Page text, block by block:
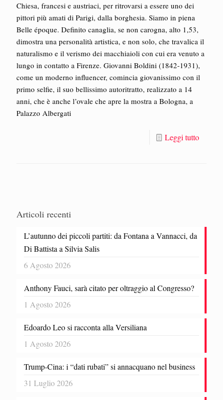
Chiesa, francesi e austriaci, per ritrovarsi a essere uno dei
pittori più amati di Parigi, dalla borghesia. Siamo in piena
Belle époque. Definito canaglia, se non carogna, alto 1,53,
dimostra una personalità artistica, e non solo, che travalica il
naturalismo e il verismo dei macchiaioli con cui era venuto a
lungo in contatto a Firenze. Giovanni Boldini (1842-1931),
come un moderno influencer, comincia giovanissimo con il
primo selfie, il suo bellissimo autoritratto, realizzato a 14
anni, che è anche l’ovale che apre la mostra a Bologna, a
Palazzo Albergati
Leggi tutto
Articoli recenti
L’autunno dei piccoli partiti: da Fontana a Vannacci, da
Di Battista a Silvia Salis
6 Agosto 2026
Anthony Fauci, sarà citato per oltraggio al Congresso?
1 Agosto 2026
Edoardo Leo si racconta alla Versiliana
1 Agosto 2026
Trump-Cina: i “dati rubati” si annacquano nel business
31 Luglio 2026